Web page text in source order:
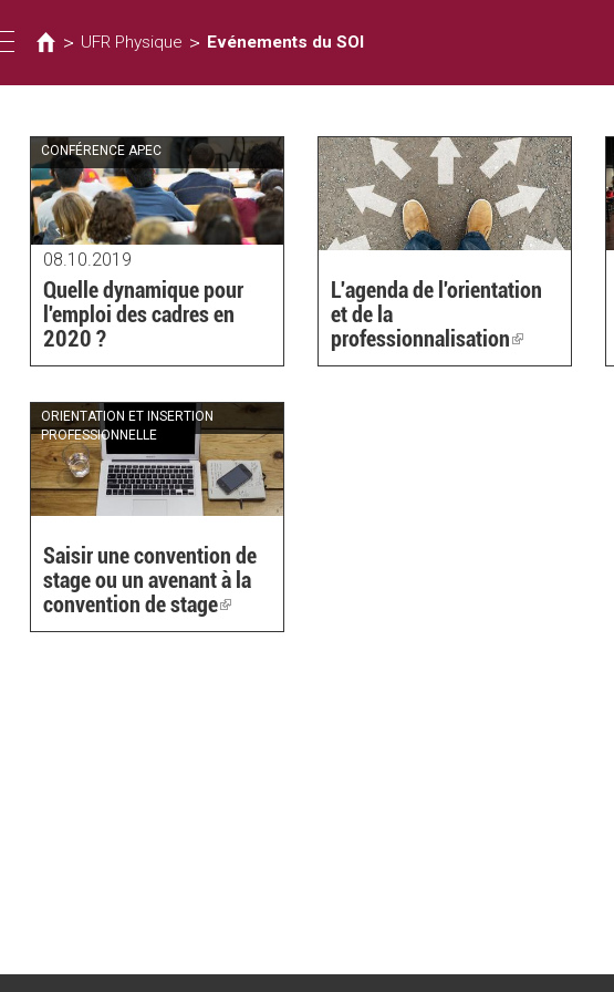
Toggle
navigation
êtes
ici
> UFR Physique > Evénements du SOI
CONFÉRENCE APEC
08.10.2019
Quelle dynamique pour
l'emploi des cadres en
2020 ?
L'agenda de l'orientation
et de la
professionnalisation(link
is
ORIENTATION ET INSERTION
PROFESSIONNELLE
Saisir une convention de
stage ou un avenant à la
convention de stage(link
is